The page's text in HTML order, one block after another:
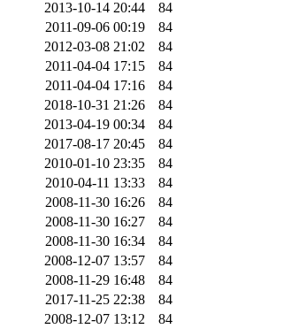
2013-10-14 20:44
84
2011-09-06 00:19
84
2012-03-08 21:02
84
2011-04-04 17:15
84
2011-04-04 17:16
84
2018-10-31 21:26
84
2013-04-19 00:34
84
2017-08-17 20:45
84
2010-01-10 23:35
84
2010-04-11 13:33
84
2008-11-30 16:26
84
2008-11-30 16:27
84
2008-11-30 16:34
84
2008-12-07 13:57
84
2008-11-29 16:48
84
2017-11-25 22:38
84
2008-12-07 13:12
84